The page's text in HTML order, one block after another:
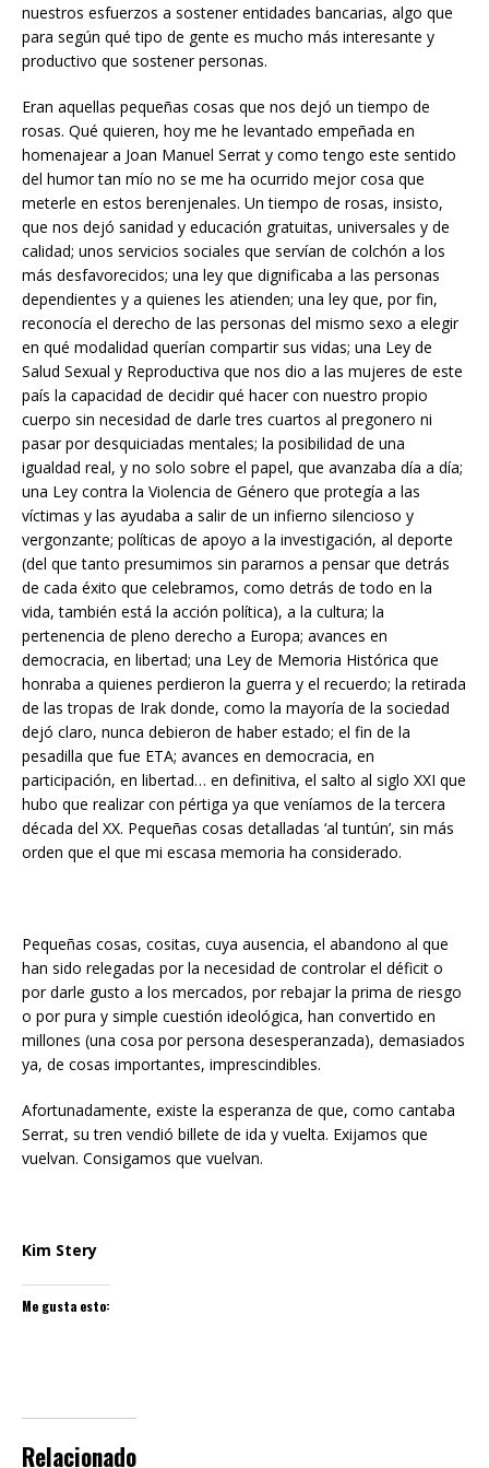
nuestros esfuerzos a sostener entidades bancarias, algo que
para según qué tipo de gente es mucho más interesante y
productivo que sostener personas.
Eran aquellas pequeñas cosas que nos dejó un tiempo de
rosas. Qué quieren, hoy me he levantado empeñada en
homenajear a Joan Manuel Serrat y como tengo este sentido
del humor tan mío no se me ha ocurrido mejor cosa que
meterle en estos berenjenales. Un tiempo de rosas, insisto,
que nos dejó sanidad y educación gratuitas, universales y de
calidad; unos servicios sociales que servían de colchón a los
más desfavorecidos; una ley que dignificaba a las personas
dependientes y a quienes les atienden; una ley que, por fin,
reconocía el derecho de las personas del mismo sexo a elegir
en qué modalidad querían compartir sus vidas; una Ley de
Salud Sexual y Reproductiva que nos dio a las mujeres de este
país la capacidad de decidir qué hacer con nuestro propio
cuerpo sin necesidad de darle tres cuartos al pregonero ni
pasar por desquiciadas mentales; la posibilidad de una
igualdad real, y no solo sobre el papel, que avanzaba día a día;
una Ley contra la Violencia de Género que protegía a las
víctimas y las ayudaba a salir de un infierno silencioso y
vergonzante; políticas de apoyo a la investigación, al deporte
(del que tanto presumimos sin pararnos a pensar que detrás
de cada éxito que celebramos, como detrás de todo en la
vida, también está la acción política), a la cultura; la
pertenencia de pleno derecho a Europa; avances en
democracia, en libertad; una Ley de Memoria Histórica que
honraba a quienes perdieron la guerra y el recuerdo; la retirada
de las tropas de Irak donde, como la mayoría de la sociedad
dejó claro, nunca debieron de haber estado; el fin de la
pesadilla que fue ETA; avances en democracia, en
participación, en libertad… en definitiva, el salto al siglo XXI que
hubo que realizar con pértiga ya que veníamos de la tercera
década del XX. Pequeñas cosas detalladas ‘al tuntún’, sin más
orden que el que mi escasa memoria ha considerado.
Pequeñas cosas, cositas, cuya ausencia, el abandono al que
han sido relegadas por la necesidad de controlar el déficit o
por darle gusto a los mercados, por rebajar la prima de riesgo
o por pura y simple cuestión ideológica, han convertido en
millones (una cosa por persona desesperanzada), demasiados
ya, de cosas importantes, imprescindibles.
Afortunadamente, existe la esperanza de que, como cantaba
Serrat, su tren vendió billete de ida y vuelta. Exijamos que
vuelvan. Consigamos que vuelvan.
Kim Stery
Me gusta esto:
Relacionado